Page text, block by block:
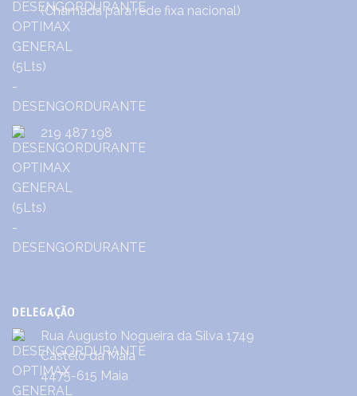
(Chamada para rede fixa nacional)
219 487 198
DELEGAÇÃO
Rua Augusto Nogueira da Silva 1749
Castêlo da Maia
4475-615 Maia